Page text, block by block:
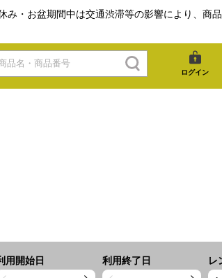
・お盆期間中は交通渋滞等の影響により、商
ログイン
用開始日 利用終了日 レ